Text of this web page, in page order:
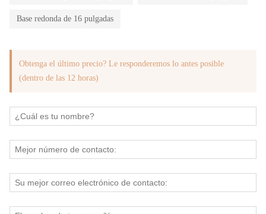
Base redonda de 16 pulgadas
Obtenga el último precio? Le responderemos lo antes posible
(dentro de las 12 horas)